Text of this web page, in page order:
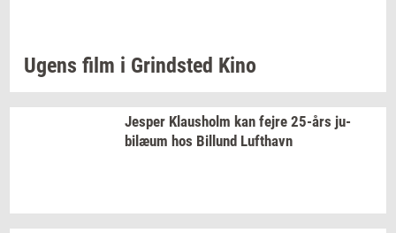
Ugens film i Grind­sted Kino
Jes­per Klaus­holm kan fejre 25-års ju­
bilæum hos Bil­lund Luft­havn